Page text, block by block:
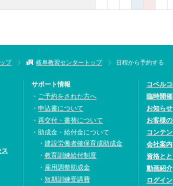
プ 岐阜教習センタートップ 日程から予約する
サポート情報
ご予約をされた方へ
申込書について
再交付・書替について
助成金・給付金について
建設労働者確保育成助成金
教育訓練給付制度
雇用調整助成金
短期訓練受講費
コベル
臨時開催
お知らせ
お客様
コンテ
会社案内
資格とと
動画紹介
ログイン